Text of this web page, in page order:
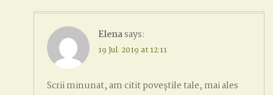
Elenasays:
19 Jul. 2019 at 12:11
Scrii minunat, am citit poveștile tale, mai ales